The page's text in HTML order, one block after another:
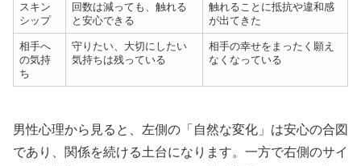
スキン
シップ
回数は減っても、触れる
と安心できる
触れることに抵抗や違和感
が出てきた
相手へ
の気持
ち
守りたい、大切にしたい
気持ちは残っている
相手の幸せをまったく願え
なくなっている
男性心理から見ると、左側の「自然な変化」は安心の合図
であり、関係を続ける土台になります。一方で右側のサイ